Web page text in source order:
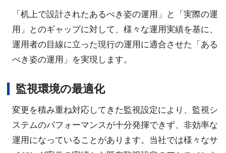
「机上で設計されたあるべき姿の運用」と「実際の運
用」とのギャップに対して、様々な運用実績を基に、
運用者の目線に立った現行の運用に適合させた「ある
べき姿の運用」を実現します。
監視環境の最適化
変更を積み重ね対応してきた監視設定により、監視シ
ステムのパフォーマンスが十分発揮できず、非効率な
運用になっていることがあります。当社では様々なサ